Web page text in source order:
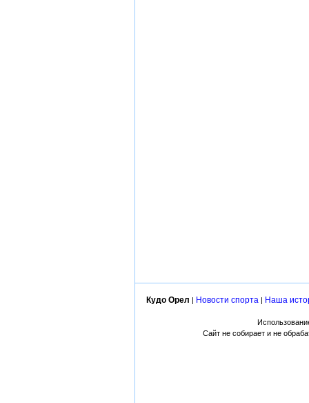
Кудо Орел | Новости спорта | Наша
Сайт не собирает и не